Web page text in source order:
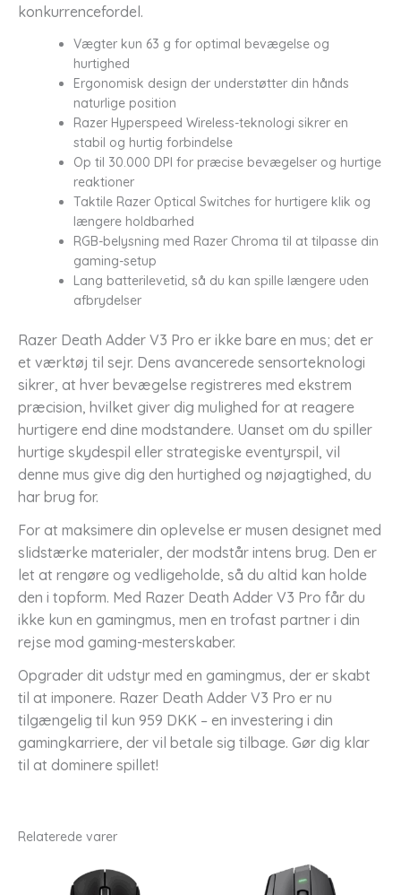
konkurrencefordel.
Vægter kun 63 g for optimal bevægelse og
hurtighed
Ergonomisk design der understøtter din hånds
naturlige position
Razer Hyperspeed Wireless-teknologi sikrer en
stabil og hurtig forbindelse
Op til 30.000 DPI for præcise bevægelser og hurtige
reaktioner
Taktile Razer Optical Switches for hurtigere klik og
længere holdbarhed
RGB-belysning med Razer Chroma til at tilpasse din
gaming-setup
Lang batterilevetid, så du kan spille længere uden
afbrydelser
Razer Death Adder V3 Pro er ikke bare en mus; det er
et værktøj til sejr. Dens avancerede sensorteknologi
sikrer, at hver bevægelse registreres med ekstrem
præcision, hvilket giver dig mulighed for at reagere
hurtigere end dine modstandere. Uanset om du spiller
hurtige skydespil eller strategiske eventyrspil, vil
denne mus give dig den hurtighed og nøjagtighed, du
har brug for.
For at maksimere din oplevelse er musen designet med
slidstærke materialer, der modstår intens brug. Den er
let at rengøre og vedligeholde, så du altid kan holde
den i topform. Med Razer Death Adder V3 Pro får du
ikke kun en gamingmus, men en trofast partner i din
rejse mod gaming-mesterskaber.
Opgrader dit udstyr med en gamingmus, der er skabt
til at imponere. Razer Death Adder V3 Pro er nu
tilgængelig til kun 959 DKK – en investering i din
gamingkarriere, der vil betale sig tilbage. Gør dig klar
til at dominere spillet!
Relaterede varer